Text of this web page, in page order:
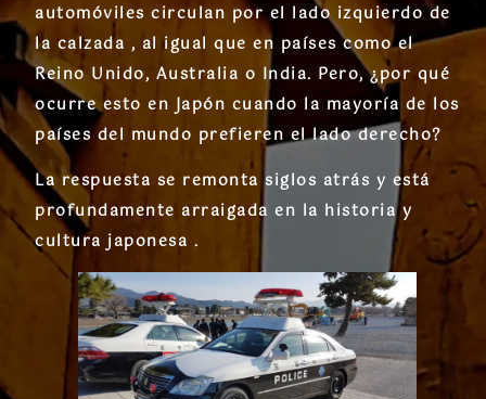
automóviles circulan por el lado izquierdo de
la calzada , al igual que en países como el
Reino Unido, Australia o India. Pero, ¿por qué
ocurre esto en Japón cuando la mayoría de los
países del mundo prefieren el lado derecho?
La respuesta se remonta siglos atrás y está
profundamente arraigada en la historia y
cultura japonesa .